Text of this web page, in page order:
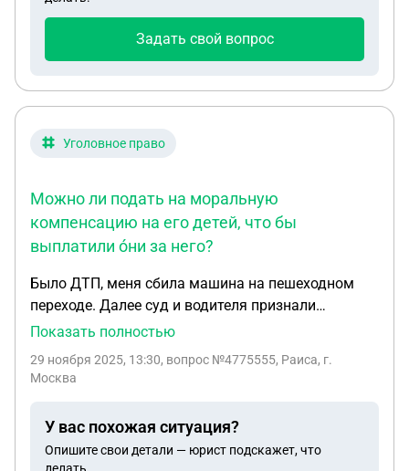
Задать свой вопрос
Уголовное право
Можно ли подать на моральную
компенсацию на его детей, что бы
выплатили о́ни за него?
Было ДТП, меня сбила машина на пешеходном
переходе. Далее суд и водителя признали
виновным. Приговорили ему компенсацию
виновник умирает,так не выплатив ни рубля.
Показать полностью
29 ноября 2025, 13:30, вопрос №4775555, Раиса, г.
Москва
У вас похожая ситуация?
Опишите свои детали — юрист подскажет, что